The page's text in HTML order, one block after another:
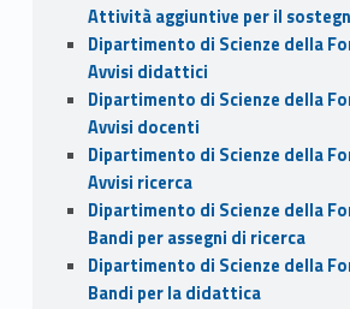
Attività aggiuntive per il
Dipartimento di Scienze della
Avvisi didattici
Dipartimento di Scienze della
Avvisi docenti
Dipartimento di Scienze della
Avvisi ricerca
Dipartimento di Scienze della
Bandi per assegni di ricerca
Dipartimento di Scienze della
Bandi per la didattica